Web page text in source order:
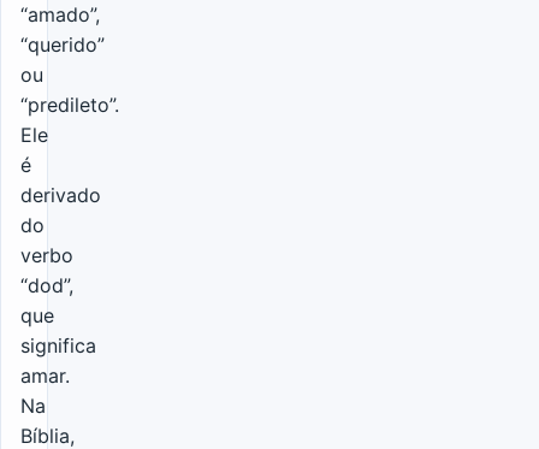
“amado”,
“querido”
ou
“predileto”.
Ele
é
derivado
do
verbo
“dod”,
que
significa
amar.
Na
Bíblia,